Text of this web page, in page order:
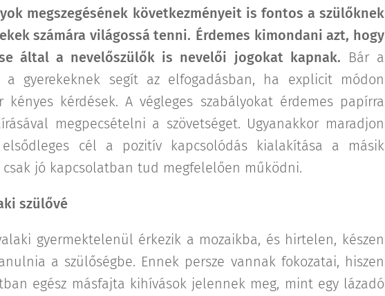
megszegésének következményeit is fontos a szülőknek
számára világossá tenni. Érdemes kimondani azt, hogy
által a nevelőszülők is nevelői jogokat kapnak. Bár a
gyerekeknek segít az elfogadásban, ha explicit módon
kényes kérdések. A végleges szabályokat érdemes papírra
megpecsételni a szövetséget. Ugyanakkor maradjon
cél a pozitív kapcsolódás kialakítása a másik
csak jó kapcsolatban tud megfelelően működni.
szülővé
gyermektelenül érkezik a mozaikba, és hirtelen, készen
a szülőségbe. Ennek persze vannak fokozatai, hiszen
egész másfajta kihívások jelennek meg, mint egy lázadó